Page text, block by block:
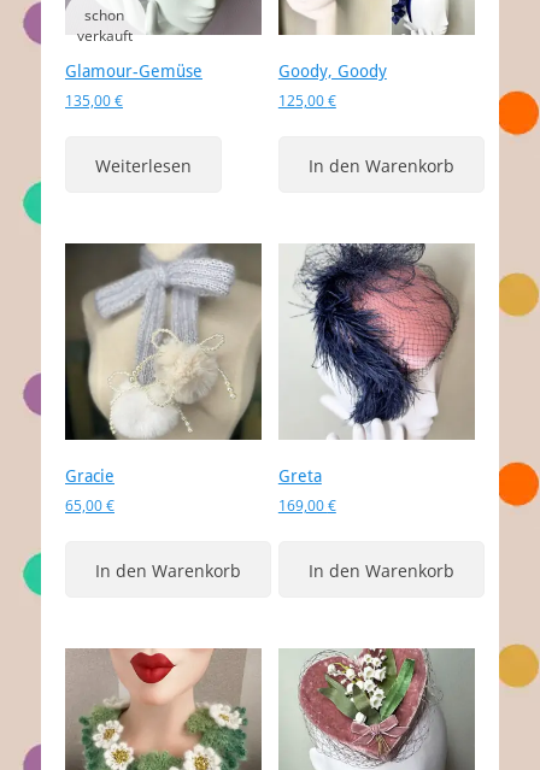
Glamour-Gemüse
135,00€
Weiterlesen
Goody, Goody
125,00€
In den Warenkorb
Gracie
65,00€
In den Warenkorb
Greta
169,00€
In den Warenkorb